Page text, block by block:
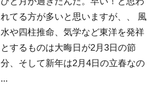
れてる方が多いと思いますが、、 風
水や四柱推命、気学など東洋を発祥
とするものは大晦日が2月3日の節
分、そして新年は2月4日の立春なの
...